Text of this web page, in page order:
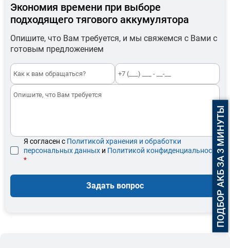
Экономия времени при выборе
подходящего тягового аккумулятора
Опишите, что Вам требуется, и мы свяжемся с Вами с
готовым предложением
Я согласен с Политикой хранения и обработки
персональных данных и Политикой конфиденциальности
*
Задать вопрос ПОДБОР АКБ ЗА 3 МИНУТЫ